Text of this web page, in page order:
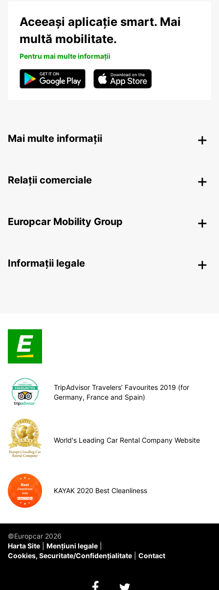
Aceeași aplicație smart. Mai
multă mobilitate.
Pentru mai multe informații
Mai multe informații
Relații comerciale
Europcar Mobility Group
Informații legale
TripAdvisor Travelers’ Favourites 2019 (for
Germany, France and Spain)
World's Leading Car Rental Company Website
KAYAK 2020 Best Cleanliness
©Europcar 2026
Harta Site
Mențiuni legale
Cookies, Securitate/Confidențialitate
Contact